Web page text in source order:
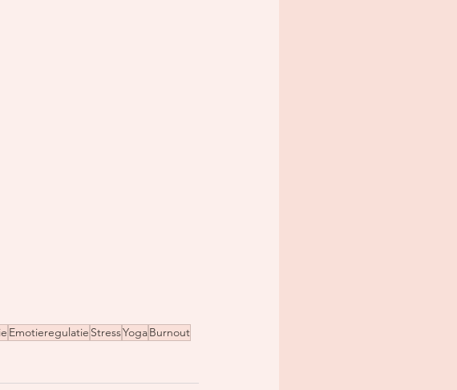
Emotieregulatie StressYogaBurnout